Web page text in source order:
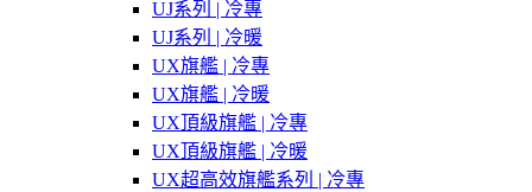
UJ系列 | 冷專
UJ系列 | 冷暖
UX旗艦 | 冷專
UX旗艦 | 冷暖
UX頂級旗艦 | 冷專
UX頂級旗艦 | 冷暖
UX超高效旗艦系列 | 冷專